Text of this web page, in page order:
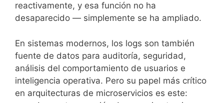
reactivamente, y esa función no ha
desaparecido — simplemente se ha ampliado.
En sistemas modernos, los logs son también
fuente de datos para auditoría, seguridad,
análisis del comportamiento de usuarios e
inteligencia operativa. Pero su papel más crítico
en arquitecturas de microservicios es este: